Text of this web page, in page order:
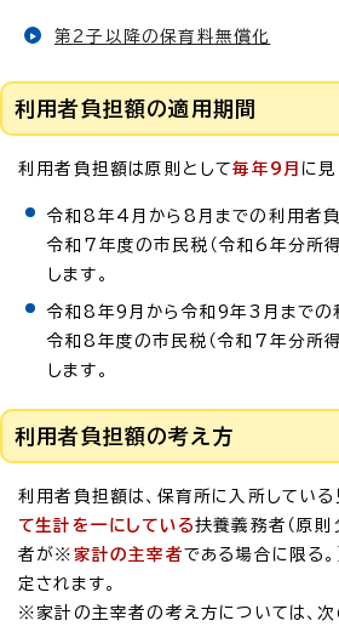
第2子以降の保育料無償化
利用者負担額の適用期間
利用者負担額は原則として毎年9月 に見
令和8年4月から8月までの利用者
令和7年度の市民税（令和6年分所
します。
令和8年9月から令和9年3月までの
令和8年度の市民税（令和7年分所
します。
利用者負担額の考え方
利用者負担額は、保育所に入所している
て生計を一にしている扶養義務者（原則
者が※ 家計の主宰者である場合に限る。
定されます。
※家計の主宰者の考え方については、次